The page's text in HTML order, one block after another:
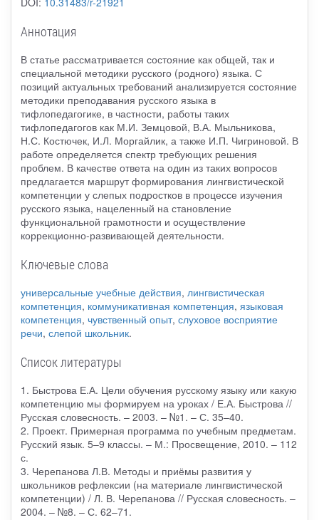
Аннотация
В статье рассматривается состояние как общей, так и
специальной методики русского (родного) языка. С
позиций актуальных требований анализируется состояние
методики преподавания русского языка в
тифлопедагогике, в частности, работы таких
тифлопедагогов как М.И. Земцовой, В.А. Мыльникова,
Н.С. Костючек, И.Л. Моргайлик, а также И.П. Чигриновой. В
работе определяется спектр требующих решения
проблем. В качестве ответа на один из таких вопросов
предлагается маршрут формирования лингвистической
компетенции у слепых подростков в процессе изучения
русского языка, нацеленный на становление
функциональной грамотности и осуществление
коррекционно-развивающей деятельности.
Ключевые слова
универсальные учебные действия, лингвистическая
компетенция, коммуникативная компетенция, языковая
компетенция, чувственный опыт, слуховое восприятие
речи, слепой школьник.
Список литературы
1. Быстрова Е.А. Цели обучения русскому языку или какую
компетенцию мы формируем на уроках / Е.А. Быстрова //
Русская словесность. – 2003. – №1. – С. 35–40.
2. Проект. Примерная программа по учебным предметам.
Русский язык. 5–9 классы. – М.: Просвещение, 2010. – 112
с.
3. Черепанова Л.В. Методы и приёмы развития у
школьников рефлексии (на материале лингвистической
компетенции) / Л. В. Черепанова // Русская словесность. –
2004. – №8. – С. 62–71.